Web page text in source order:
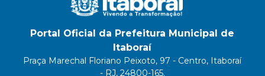
Portal Oficial da Prefeitura Municipal de
Itaboraí
Praça Marechal Floriano Peixoto, 97 - Centro, Itaboraí
- RJ, 24800-165.